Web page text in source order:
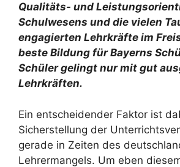
Qualitäts- und
Schulwesens und die vielen
engagierten Lehrkräfte im
beste Bildung für Bayerns
Schüler gelingt nur mit gut
Lehrkräften.
Ein entscheidender Faktor ist
Sicherstellung der
gerade in Zeiten des
Lehrermangels. Um eben